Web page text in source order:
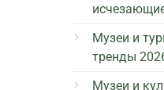
Музеи и
тренды
Музеи и